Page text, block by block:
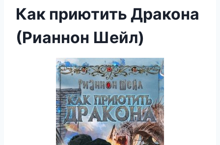
Как приютить Дракона
(Рианнон Шейл)